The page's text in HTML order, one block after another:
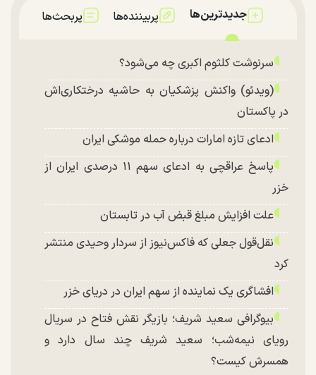
جدیدترین‌ها پربیننده‌ها پربحث‌ها
سرنوشت کلثوم اکبری چه می‌شود؟
(ویدئو) واکنش پزشکیان به حاشیه درختکاری‌اش
در پاکستان
ادعای تازه امارات درباره حمله موشکی ایران
پاسخ عراقچی به ادعای سهم ۱۱ درصدی ایران از
خزر
علت افزایش مبلغ قبض آب در تابستان
نقل‌قول جعلی که فاکس‌نیوز از سردار وحیدی منتشر
کرد
افشاگری یک نماینده از سهم ایران در دریای خزر
بیوگرافی سعید شریف؛ بازیگر نقش فتاح در سریال
رویای نیمه‌شب؛ سعید شریف چند سال دارد و
همسرش کیست؟